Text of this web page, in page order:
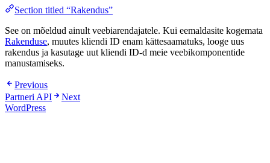
Section titled “Rakendus”
See on mõeldud ainult veebiarendajatele. Kui eemaldasite kogemata
Rakenduse, muutes kliendi ID enam kättesaamatuks, looge uus
rakendus ja kasutage uut kliendi ID-d meie veebikomponentide
manustamiseks.
Previous
Partneri API
Next
WordPress